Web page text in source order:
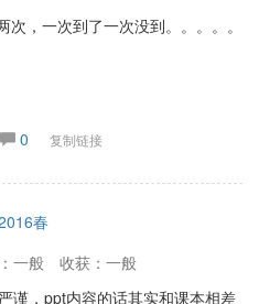
，一次到了一次没到。。。。。
0 复制链接
春
一般
收获：一般
谨，ppt内容的话其实和课本相差